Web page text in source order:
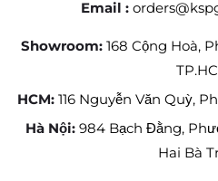
Email :
Showroom: 168 Cộng Hoà,
HCM: 116 Nguyễn Văn Quỳ,
Hà Nội: 984 Bạch Đằng,
Hai Bà